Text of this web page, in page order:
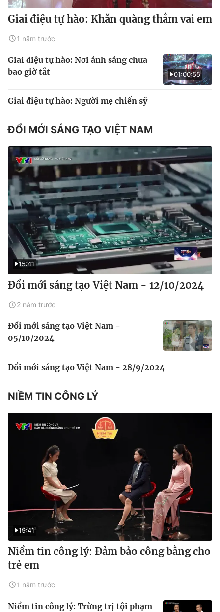
Giai điệu tự hào: Khăn quàng thắm vai em
1 năm trước
01:00:55
Giai điệu tự hào: Nơi ánh sáng chưa
bao giờ tắt
Giai điệu tự hào: Người mẹ chiến sỹ
ĐỔI MỚI SÁNG TẠO VIỆT NAM
15:41
Đổi mới sáng tạo Việt Nam - 12/10/2024
2 năm trước
Đổi mới sáng tạo Việt Nam -
05/10/2024
Đổi mới sáng tạo Việt Nam - 28/9/2024
NIỀM TIN CÔNG LÝ
19:41
Niềm tin công lý: Đảm bảo công bằng cho
trẻ em
1 năm trước
Niềm tin công lý: Trừng trị tội phạm